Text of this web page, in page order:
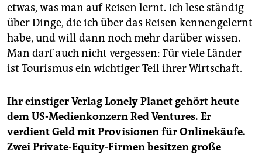
etwas, was man auf Reisen lernt. Ich lese ständig
über Dinge, die ich über das Reisen kennengelernt
habe, und will dann noch mehr darüber wissen.
Man darf auch nicht vergessen: Für viele Länder
ist Tourismus ein wichtiger Teil ihrer Wirtschaft.
Ihr einstiger Verlag Lonely Planet gehört heute
dem US-Medienkonzern Red Ventures. Er
verdient Geld mit Provisionen für Onlinekäufe.
Zwei Private-Equity-Firmen besitzen große